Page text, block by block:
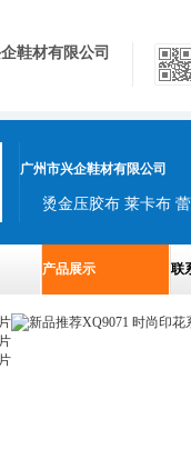
鞋材有限公司
广州市兴企鞋材有限公司
烫金压胶布 莱卡布
产品展示 联